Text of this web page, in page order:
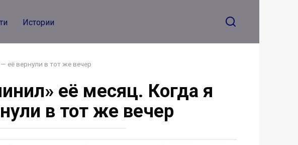
Истории
её вернули в тот же вечер
её месяц. Когда я
в тот же вечер